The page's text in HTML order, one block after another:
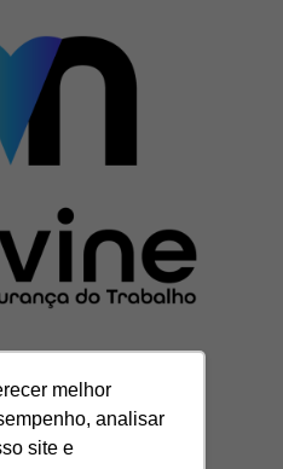
melhor
analisar
site e